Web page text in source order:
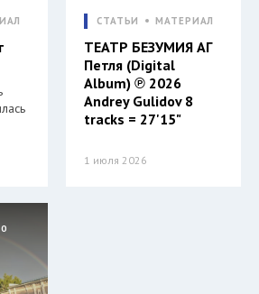
СТАТЬИ МАТЕРИАЛ
ТЕАТР БЕЗУМИЯ АГ
Петля (Digital
Album) ℗ 2026
Andrey Gulidov 8
tracks = 27'15"
1 июля 2026
0